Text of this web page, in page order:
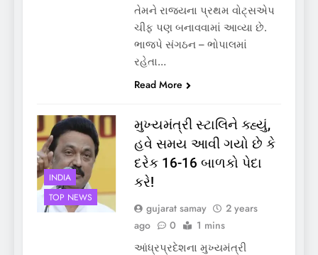
તેમને રાજ્યના પ્રથમ વોટ્સએપ
ચીફ પણ બનાવવામાં આવ્યા છે.
ભાજપે સંગઠન – ભોપાલમાં
રહેતા…
Read More
INDIA
TOP NEWS
મુખ્યમંત્રી સ્ટાલિને ક્હ્યું,
હવે સમય આવી ગયો છે કે
દરેક 16-16 બાળકો પેદા
કરે!
gujarat samay
2 years
ago
0 1 mins
આંધ્રપ્રદેશના મુખ્યમંત્રી